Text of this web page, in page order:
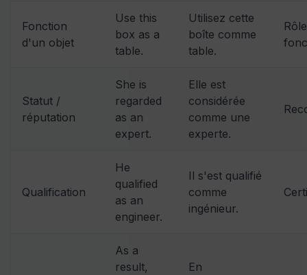
Fonction
d'un objet
Use this
box as a
table.
Utilisez cette
boîte comme
table.
Rôle
Statut /
réputation
She is
regarded
as an
expert.
Elle est
considérée
comme une
experte.
Qualification
He
qualified
as an
engineer.
Il s'est qualifié
comme
ingénieur.
As a
result,
En